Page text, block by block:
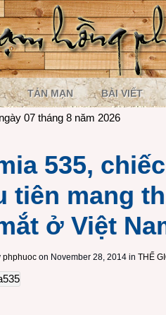
TẢN MẠN BÀI VIẾT
07 tháng 8 năm 2026
535,
tiên mang
ở Việt
phphuoc on November 28, 2014 in THẾ